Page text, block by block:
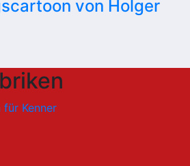
von Holger
für Kenner